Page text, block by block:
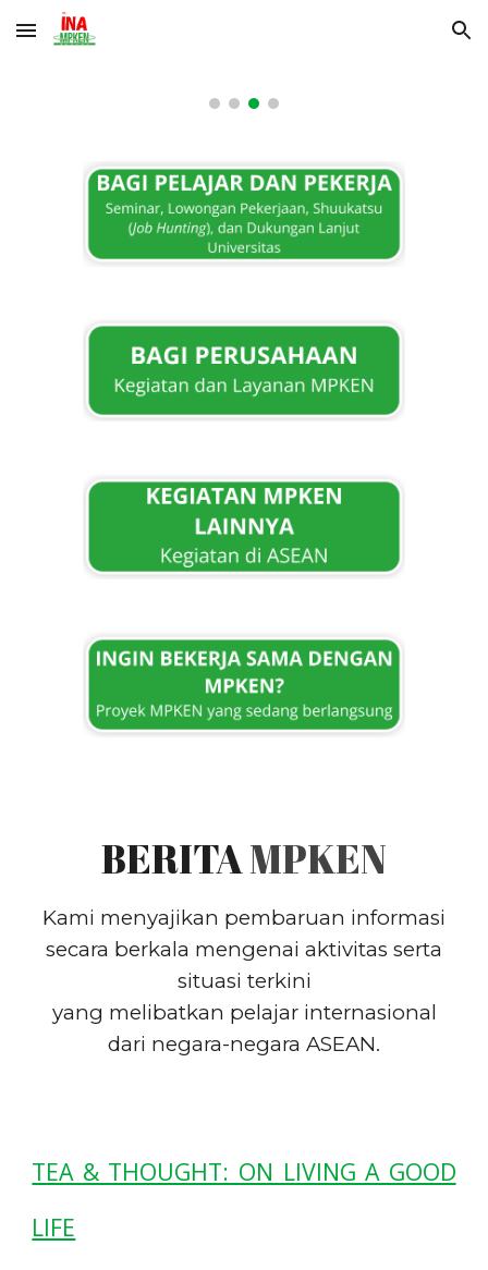
Skip to main content Skip to navigation
BERITAMPKEN
Kami menyajikan pembaruan informasi
secara berkala mengenai aktivitas serta
situasi terkini
yang melibatkan pelajar internasional
dari negara-negara ASEAN.
TEA & THOUGHT: ON LIVING A GOOD
LIFE